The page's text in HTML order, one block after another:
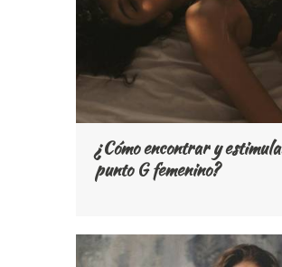
¿Cómo encontrar y
punto G femenino?